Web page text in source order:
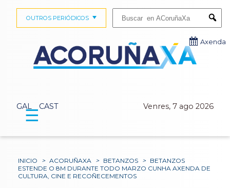
GAL CAST Venres, 7 ago 2026
OUTROS PERIÓDICOS
Axenda
☰
INICIO > ACORUÑAXA > BETANZOS > BETANZOS
ESTENDE O 8M DURANTE TODO MARZO CUNHA AXENDA DE
CULTURA, CINE E RECOÑECEMENTOS